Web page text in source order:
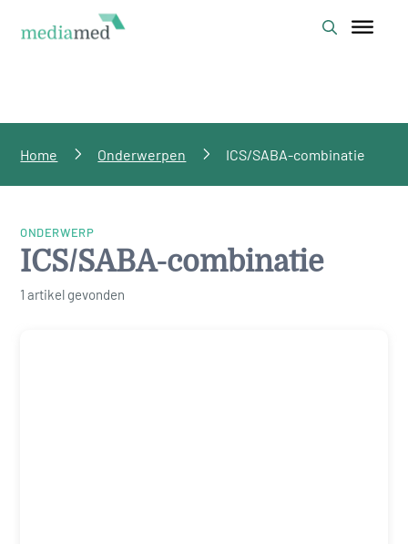
Home Onderwerpen ICS/SABA-combinatie
ONDERWERP
ICS/SABA-combinatie
1 artikel gevonden